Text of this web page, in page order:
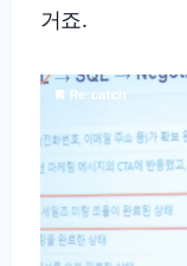
거죠.